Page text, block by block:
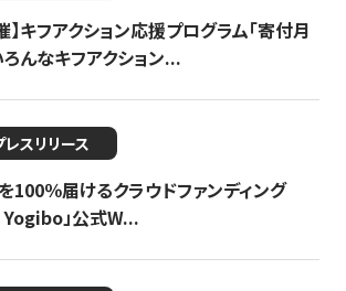
キフアクション応援プログラム「寄付月
んなキフアクション...
レスリリース
100％届けるクラウドファンディング
Yogibo」公式W...